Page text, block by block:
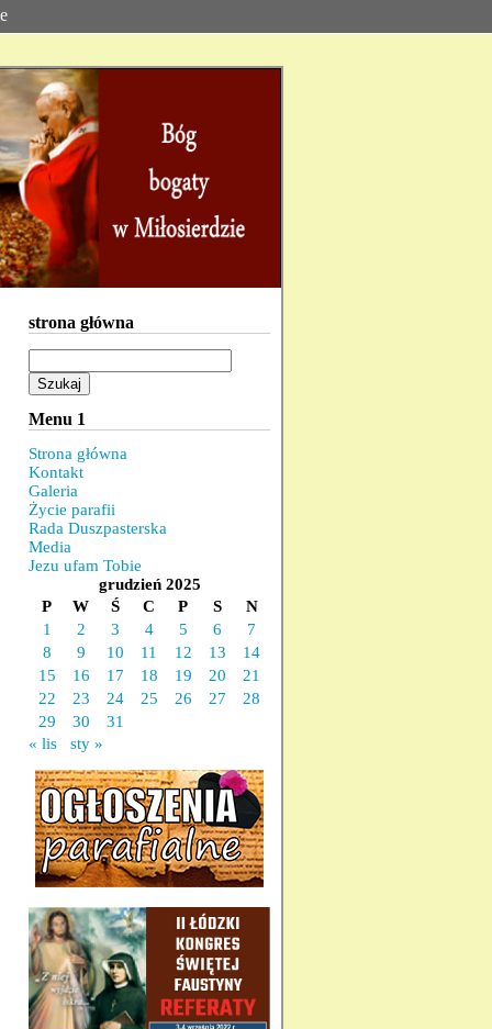
strona główna
Szukaj:
Menu 1
Strona główna
Kontakt
Galeria
Życie parafii
Rada Duszpasterska
Media
Jezu ufam Tobie
grudzień 2025
P
W Ś C P S
N
1
2 3 4 5 6
7
8
9 10 11 12 13
14
15
16 17 18 19 20
21
22
23 24 25 26 27
28
29
30
31
« lis
sty »